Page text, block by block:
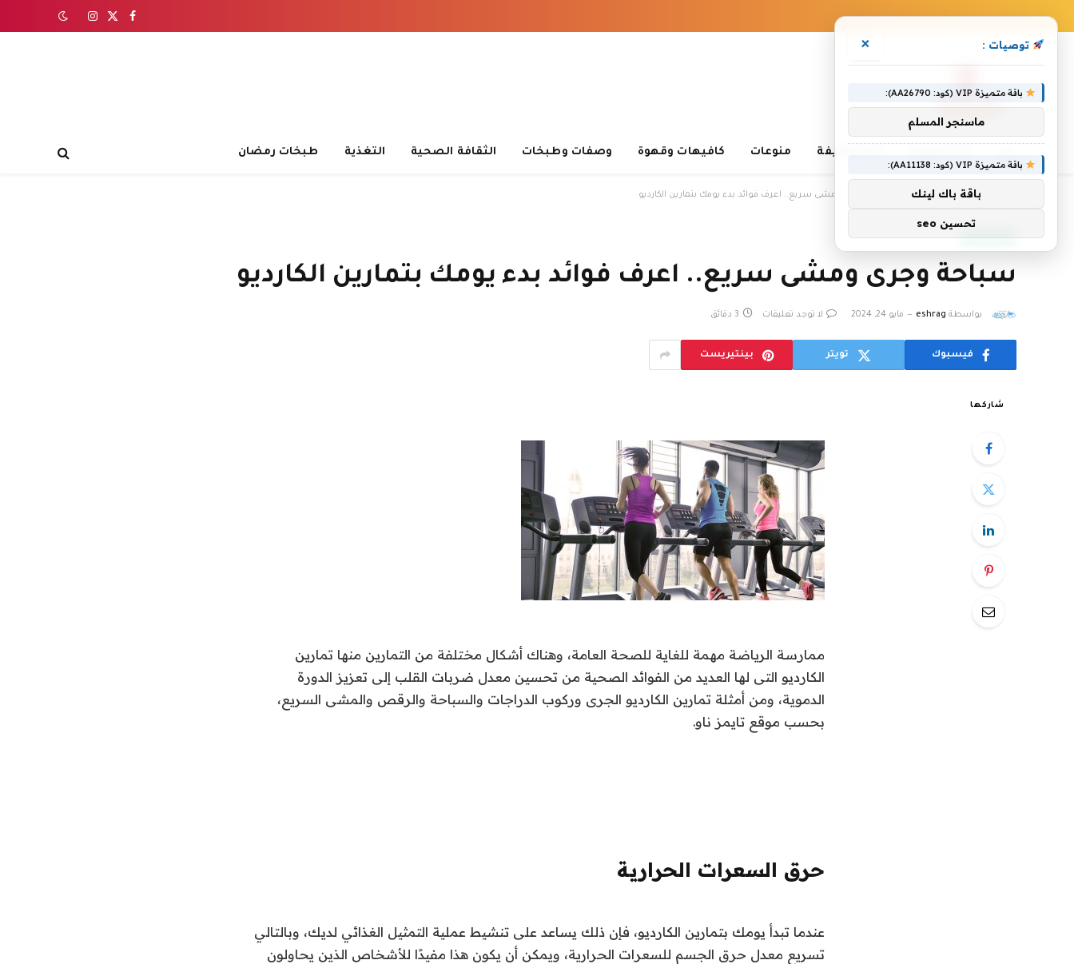
فيسبوك
X
الانستغرام
أخبار خفيفة منوعات كافيهات وقهوة وصفات وطبخات الثقافة الصحية التغذية طبخات رمضان
» غذاء وصحة سباحة وجرى ومشى سريع.. اعرف فوائد بدء يومك بتمارين الكارديو
غذاء وصحة
سباحة وجرى ومشى سريع.. اعرف فوائد بدء يومك بتمارين الكارديو
بواسطة eshrag مايو 24, 2024 لا توجد تعليقات 3 دقائق
فيسبوك تويتر بينتيريست
شاركها
ممارسة الرياضة مهمة للغاية للصحة العامة، وهناك أشكال مختلفة من التمارين منها تمارين
الكارديو التى لها العديد من الفوائد الصحية من تحسين معدل ضربات القلب إلى تعزيز الدورة
الدموية، ومن أمثلة تمارين الكارديو الجرى وركوب الدراجات والسباحة والرقص والمشى السريع،
بحسب موقع تايمز ناو.
حرق السعرات الحرارية
عندما تبدأ يومك بتمارين الكارديو، فإن ذلك يساعد على تنشيط عملية التمثيل الغذائي لديك، وبالتالي
تسريع معدل حرق الجسم للسعرات الحرارية، ويمكن أن يكون هذا مفيدًا للأشخاص الذين يحاولون
توصيات : ×
باقة متميزة VIP (كود: AA26790):
ماسنجر المسلم
باقة متميزة VIP (كود: AA11138):
باقة باك لينك
تحسين seo